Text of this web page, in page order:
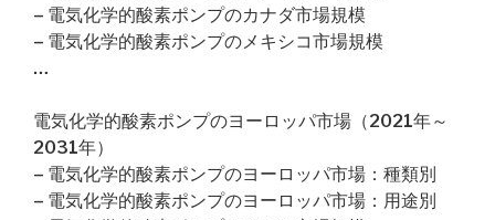
– 電気化学的酸素ポンプのカナダ市場規模
– 電気化学的酸素ポンプのメキシコ市場規模
…
電気化学的酸素ポンプのヨーロッパ市場（2021年～
2031年）
– 電気化学的酸素ポンプのヨーロッパ市場：種類別
– 電気化学的酸素ポンプのヨーロッパ市場：用途別